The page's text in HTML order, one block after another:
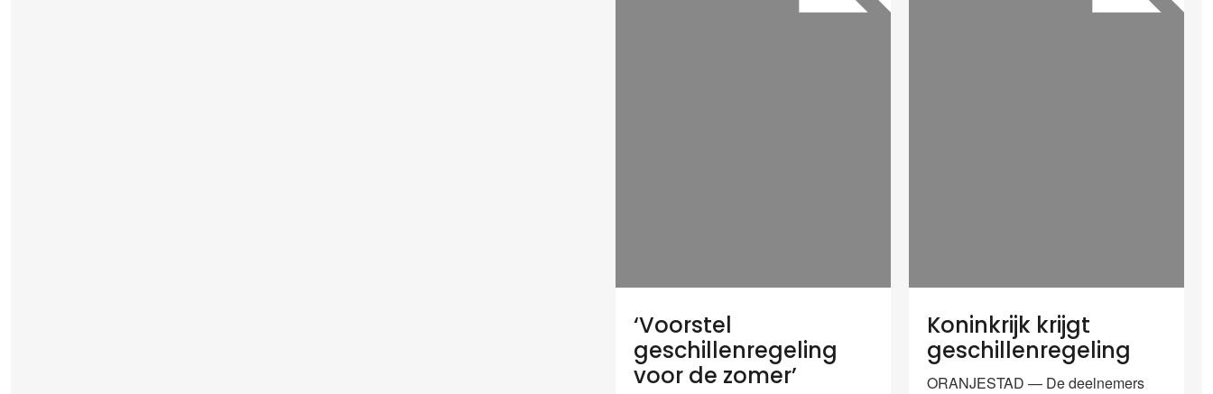
‘Voorstel
geschillenregeling
voor de zomer’
Koninkrijk krijgt
geschillenregeling
ORANJESTAD — De deelnemers